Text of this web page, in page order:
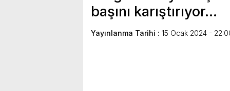
başını karıştırıyor…
Yayınlanma Tarihi : 15 Ocak 2024 -